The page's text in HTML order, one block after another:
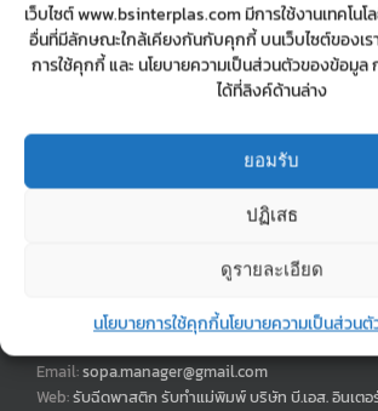
เว็บไซต์ www.bsinterplas.com มีการใช้งานเทคโนโ
อื่นที่มีลักษณะใกล้เคียงกันกับคุกกี้ บนเว็บไซต์ของเร
การใช้คุกกี้ และ นโยบายความเป็นส่วนตัวของข้อมูล
ได้ที่ลิงค์ด้านล่าง
ยอมรับ
ปฏิเสธ
ดูรายละเอียด
นโยบายการใช้คุกกี้นโยบายความเป็นส่วน
รับฉีดพลาสติก รับทำแม่พิมพ์ บริษัท บี.เอส.อินเ
0890715999 | 0623650556
Email:sopa.manager@gmail.com
Web:รับฉีดพาสติก รับทำแม่พิมพ์ บริษัท บี.เอส. อินเต